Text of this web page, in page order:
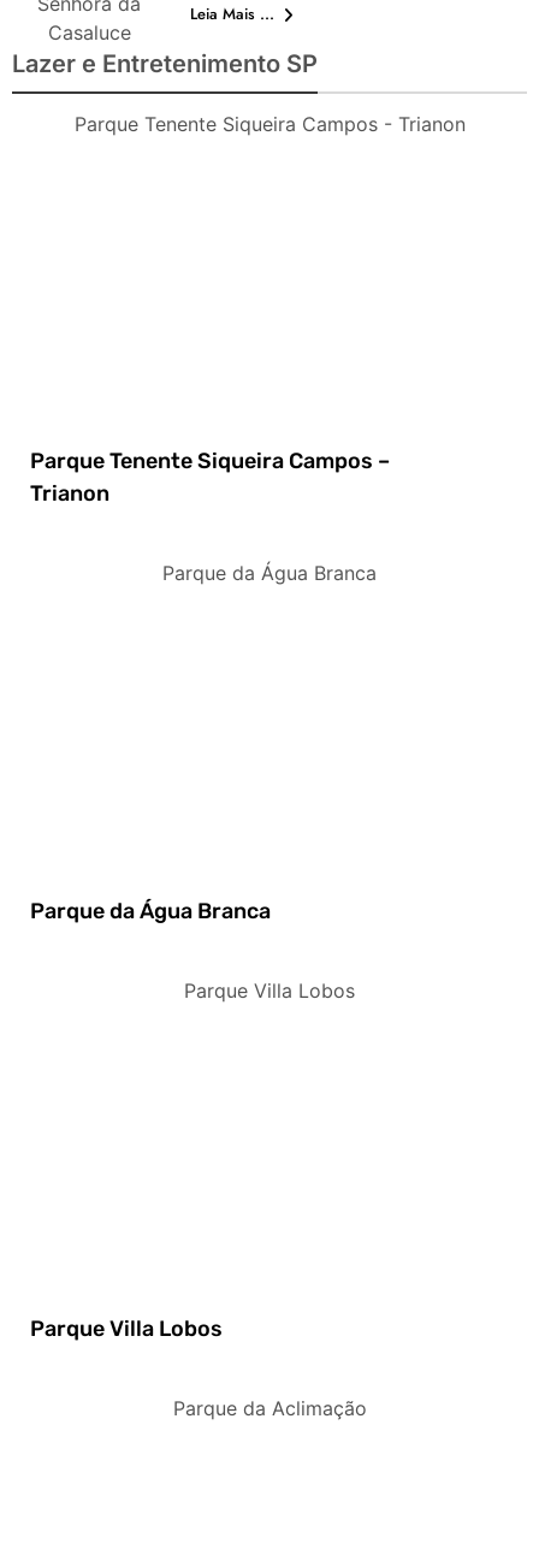
Casaluce
Leia Mais ...
Lazer e Entretenimento SP
Parque Tenente Siqueira Campos - Trianon
Parque Tenente Siqueira Campos –
Trianon
Parque da Água Branca
Parque da Água Branca
Parque Villa Lobos
Parque Villa Lobos
Parque da Aclimação